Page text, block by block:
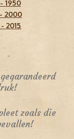
1950
- 2000
2015
zoals die